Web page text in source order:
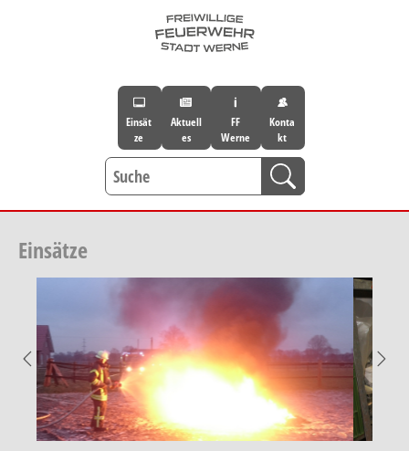
Einsät
ze
Aktuell
es
FF
Werne
Konta
kt
Einsätze
Previous